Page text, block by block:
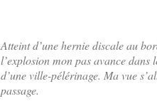
Atteint d’une hernie discale au
l’explosion mon pas avance dans
d’une ville-pélérinage. Ma vue
passage.